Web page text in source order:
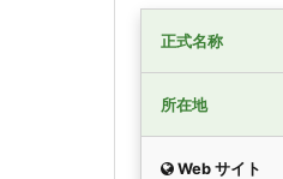
正式名称
所在地
Web サイト